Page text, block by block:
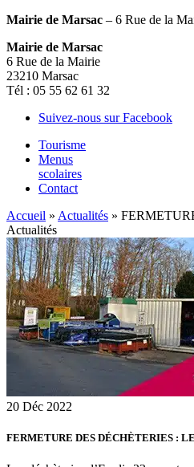
Mairie de Marsac – 6 Rue de la
Mairie de Marsac
6 Rue de la Mairie
23210 Marsac
Tél : 05 55 62 61 32
Suivez-nous sur Facebook
Tourisme
Menus
scolaires
Contact
Accueil » Actualités »
Actualités
20 Déc 2022
FERMETURE DES DÉCHÈTERIES :